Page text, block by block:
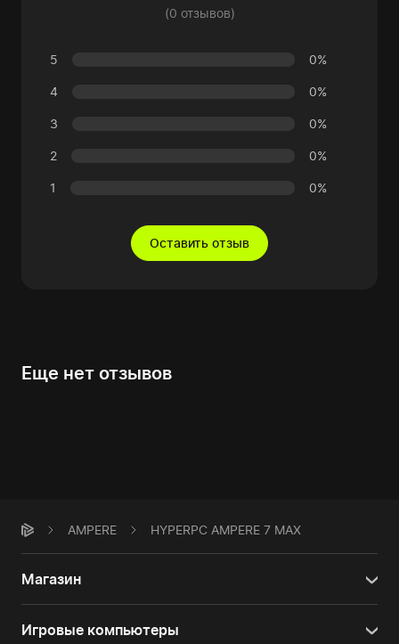
(0 отзывов)
5 0%
4 0%
3 0%
2 0%
1 0%
Оставить отзыв
Еще нет отзывов
AMPERE HYPERPC AMPERE 7 MAX
Магазин
Игровые компьютеры